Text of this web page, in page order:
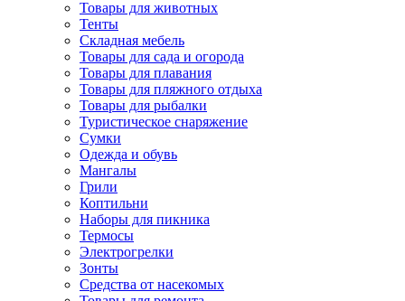
Товары для животных
Тенты
Складная мебель
Товары для сада и огорода
Товары для плавания
Товары для пляжного отдыха
Товары для рыбалки
Туристическое снаряжение
Сумки
Одежда и обувь
Мангалы
Грили
Коптильни
Наборы для пикника
Термосы
Электрогрелки
Зонты
Средства от насекомых